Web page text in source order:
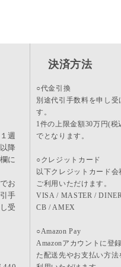
週
降
に
お
手
受
決済方法
○代金引換
別途代引手数料を申し受
す。
1件の上限金額30万円(税
でとなります。
○クレジットカード
以下クレジットカード会
ご利用いただけます。
VISA / MASTER /
CB / AMEX
○Amazon Pay
Amazonアカウントに登
た配送先やお支払い方法